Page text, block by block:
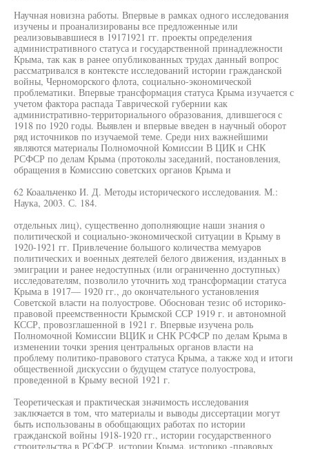
Научная новизна работы. Впервые в рамках одного исследования
изучены и проанализированы все предложенные или
реализовывавшиеся в 19171921 гг. проекты определения
административного статуса и государственной принадлежности
Крыма, так как в ранее опубликованных трудах данный вопрос
рассматривался в контексте исследований истории гражданской
войны, Черноморского флота, социально-экономической
проблематики. Впервые трансформация статуса Крыма изучается с
учетом фактора распада Таврической губернии как
административно-территориального образования, длившегося с
1918 по 1920 годы. Выявлен и впервые введен в научный оборот
ряд источников по изучаемой теме. Среди них важнейшими
являются материалы Полномочной Комиссии В ЦИК и СНК
РСФСР по делам Крыма (протоколы заседаний, постановления,
обращения в Комиссию советских органов Крыма и
62 Коаальченко И. Д. Методы исторического исследования. М.:
Наука, 2003. С. 184.
отдельных лиц), существенно дополняющие наши знания о
политической и социально-экономической ситуации в Крыму в
1920-1921 гг. Привлечение большого количества мемуаров
политических и военных деятелей белого движения, изданных в
эмиграции и ранее недоступных (или ограниченно доступных)
исследователям, позволило уточнить ход трансформации статуса
Крыма в 1917— 1920 гг., до окончательного установления
Советской власти на полуострове. Обоснован тезис об историко-
правовой преемственности Крымской ССР 1919 г. и автономной
КССР, провозглашенной в 1921 г. Впервые изучена роль
Полномочной Комиссии ВЦИК и СНК РСФСР по делам Крыма в
изменении точки зрения центральных органов власти на
проблему политико-правового статуса Крыма, а также ход и итоги
общественной дискуссии о будущем статусе полуострова,
проведенной в Крыму весной 1921 г.
Теоретическая и практическая значимость исследования
заключается в том, что материалы и выводы диссертации могут
быть использованы в обобщающих работах по истории
гражданской войны 1918-1920 гг., истории государственного
строительства в РСФСР, истории Крыма, историко -правовых